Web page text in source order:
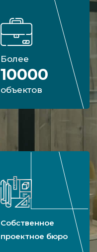
Более
10000
объектов
Собственное
проектное бюро